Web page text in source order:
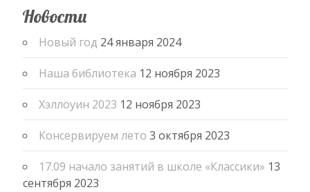
Новости
Новый год 24 января 2024
Наша библиотека 12 ноября 2023
Хэллоуин 2023 12 ноября 2023
Консервируем лето 3 октября 2023
17.09 начало занятий в школе «Классики» 13
сентября 2023